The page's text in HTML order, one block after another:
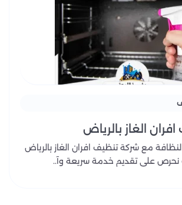
الغاز بالرياض
مع شركة تنظيف افران الغاز بالرياض
على تقديم خدمة سريعة وآ..